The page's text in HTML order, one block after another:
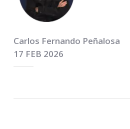
Carlos Fernando Peñalosa
17 FEB 2026